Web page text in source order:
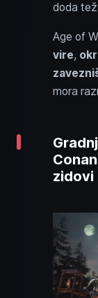
doda
Age of
vire,
mora
zidovi